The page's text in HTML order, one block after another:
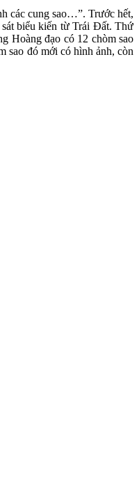
các cung sao…”. Trước hết,
sát biểu kiến từ Trái Đất. Thứ
Hoàng đạo có 12 chòm sao
sao đó mới có hình ảnh, còn